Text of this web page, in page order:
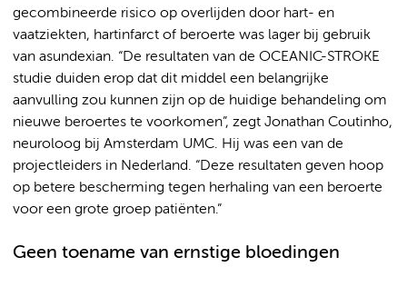
gecombineerde risico op overlijden door hart- en
vaatziekten, hartinfarct of beroerte was lager bij gebruik
van asundexian. “De resultaten van de OCEANIC-STROKE
studie duiden erop dat dit middel een belangrijke
aanvulling zou kunnen zijn op de huidige behandeling om
nieuwe beroertes te voorkomen”, zegt Jonathan Coutinho,
neuroloog bij Amsterdam UMC. Hij was een van de
projectleiders in Nederland. “Deze resultaten geven hoop
op betere bescherming tegen herhaling van een beroerte
voor een grote groep patiënten.”
Geen toename van ernstige bloedingen